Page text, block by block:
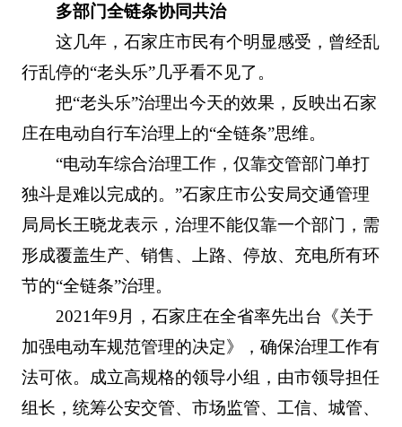
多部门全链条协同共治
这几年，石家庄市民有个明显感受，曾经乱
行乱停的“老头乐”几乎看不见了。
把“老头乐”治理出今天的效果，反映出石家
庄在电动自行车治理上的“全链条”思维。
“电动车综合治理工作，仅靠交管部门单打
独斗是难以完成的。”石家庄市公安局交通管理
局局长王晓龙表示，治理不能仅靠一个部门，需
形成覆盖生产、销售、上路、停放、充电所有环
节的“全链条”治理。
2021年9月，石家庄在全省率先出台《关于
加强电动车规范管理的决定》，确保治理工作有
法可依。成立高规格的领导小组，由市领导担任
组长，统筹公安交管、市场监管、工信、城管、